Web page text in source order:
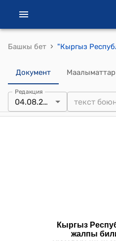
Башкы бет ›
Документ Маалыматтар
Редакция
04.08.2023